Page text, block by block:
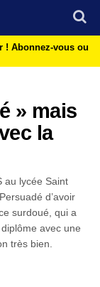
! Abonnez-vous ou
» mais
la
au lycée Saint
d’avoir
surdoué, qui a
avec une
très bien.